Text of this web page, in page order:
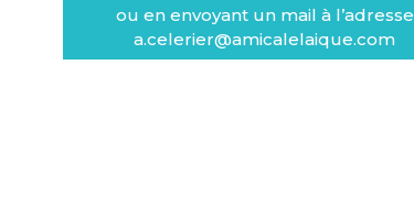
ou en envoyant un mail à l’adresse
a.celerier@amicalelaique.com